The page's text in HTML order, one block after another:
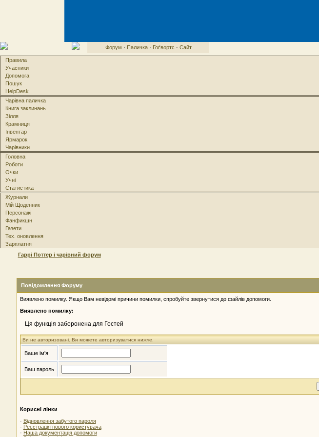
Форум · Паличка· Гоґвортс · Сайт
Правила
Учасники
Допомога
Пошук
HelpDesk
Чарівна паличка
Книга заклинань
Зілля
Крамниця
Інвентар
Ярмарок
Чарівники
Головна
Роботи
Очки
Учні
Статистика
Журнали
Мій Щоденник
Персонажі
Фанфикшн
Газети
Тех. оновлення
Зарплатня
Гаррі Поттер і чарівний форум
Повідомлення Форуму
Виявлено помилку. Якщо Вам невідомі причини помилки, спробуйте звернутися до файлів допомоги.
Виявлено помилку:
Ця функція заборонена для Гостей
Ви не авторизовані. Ви можете авторизуватися нижче.
Ваше ім'я
Ваш пароль
Корисні лінки
· Відновлення забутого пароля
· Реєстрація нового користувача
· Наша документація допомоги